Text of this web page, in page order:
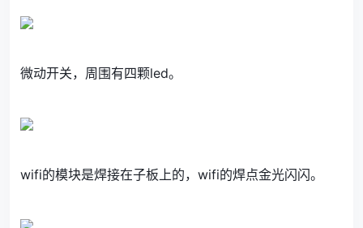
微动开关，周围有四颗led。
wifi的模块是焊接在子板上的，wifi的焊点金光闪闪。